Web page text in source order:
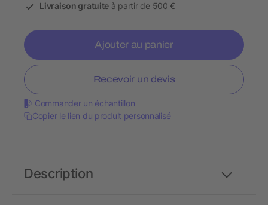
Livraison gratuite à partir de 500 €
Ajouter au panier
Recevoir un devis
Commander un échantillon
Copier le lien du produit personnalisé
Description